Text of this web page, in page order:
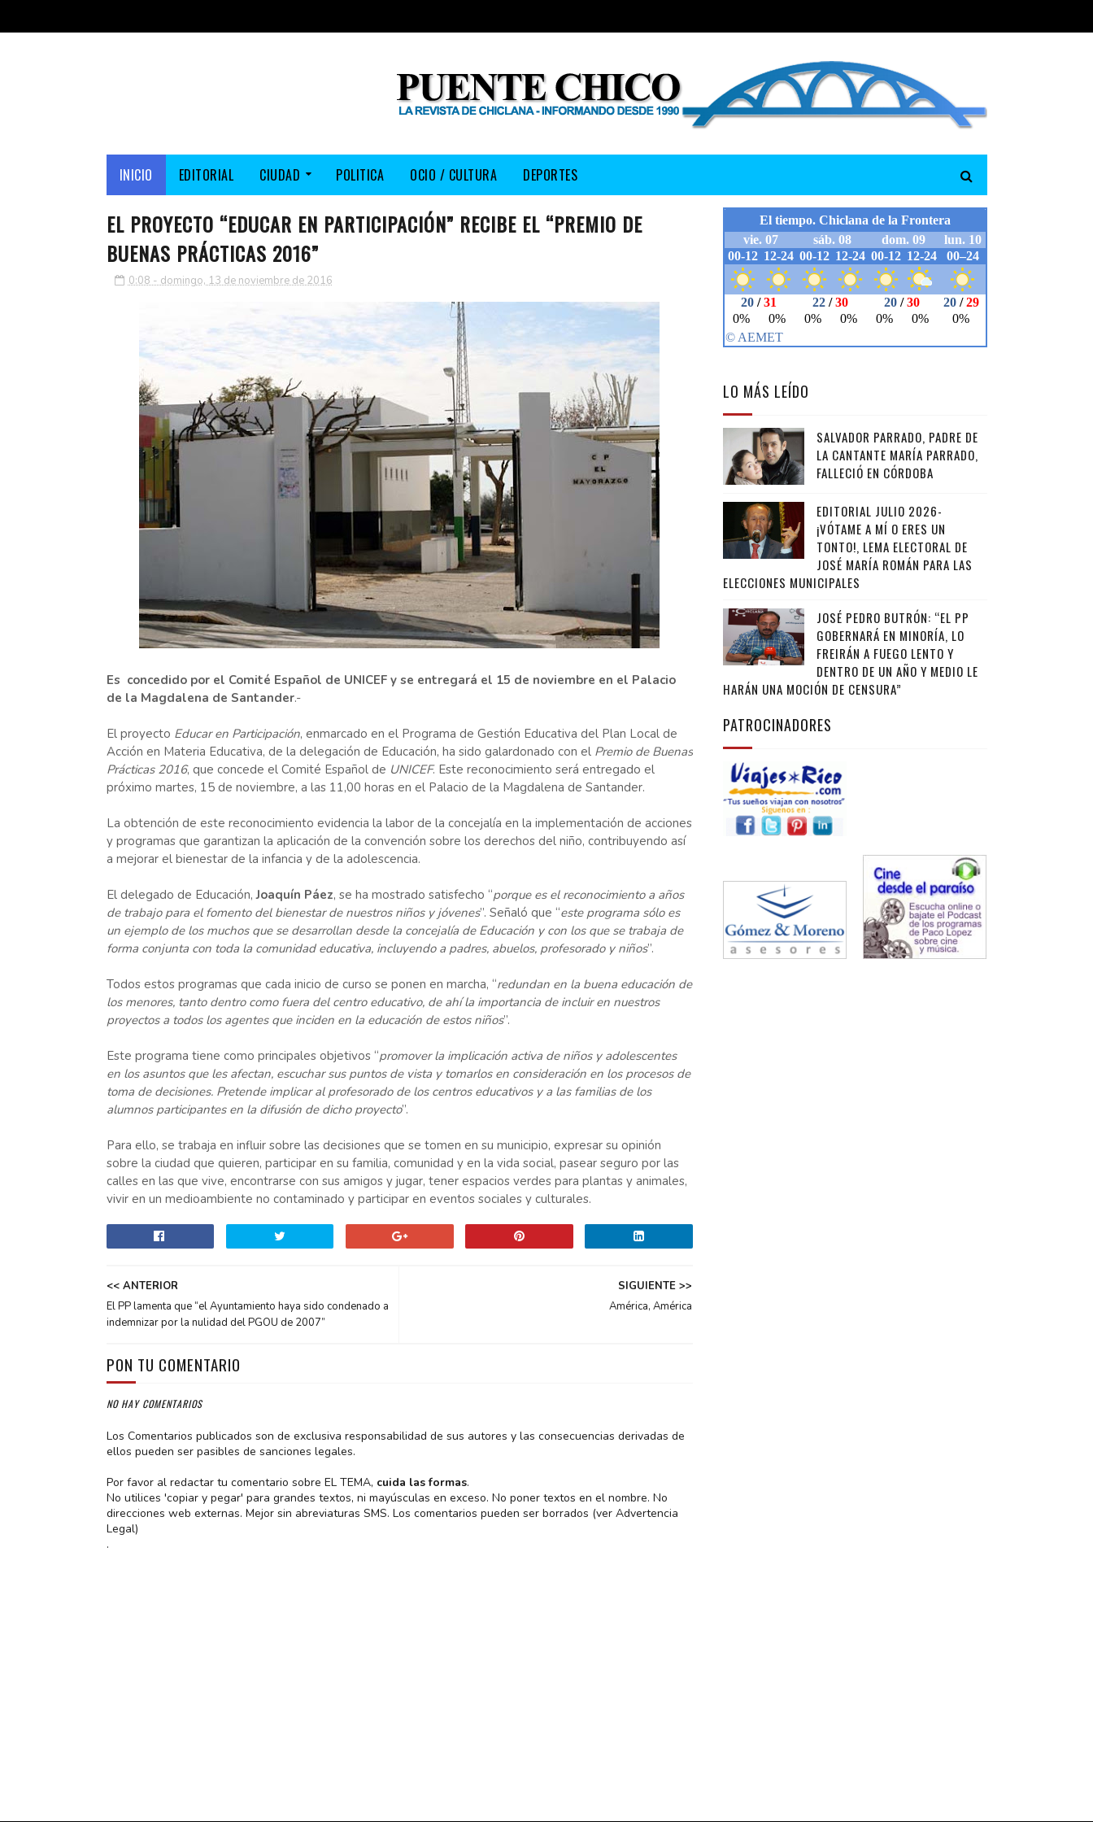
INICIO EDITORIAL CIUDAD POLITICA OCIO / CULTURA DEPORTES
EL PROYECTO “EDUCAR EN PARTICIPACIÓN” RECIBE EL “PREMIO DE
BUENAS PRÁCTICAS 2016”
0:08 - domingo, 13 de noviembre de 2016
Es concedido por el Comité Español de UNICEF y se entregará el 15 de noviembre en el Palacio
de la Magdalena de Santander.-
El proyecto Educar en Participación, enmarcado en el Programa de Gestión Educativa del Plan Local de
Acción en Materia Educativa, de la delegación de Educación, ha sido galardonado con el Premio de Buenas
Prácticas 2016, que concede el Comité Español de UNICEF. Este reconocimiento será entregado el
próximo martes, 15 de noviembre, a las 11,00 horas en el Palacio de la Magdalena de Santander.
La obtención de este reconocimiento evidencia la labor de la concejalía en la implementación de acciones
y programas que garantizan la aplicación de la convención sobre los derechos del niño, contribuyendo así
a mejorar el bienestar de la infancia y de la adolescencia.
El delegado de Educación,Joaquín Páez, se ha mostrado satisfecho “porque es el reconocimiento a años
de trabajo para el fomento del bienestar de nuestros niños y jóvenes”. Señaló que “este programa sólo es
un ejemplo de los muchos que se desarrollan desde la concejalía de Educación y con los que se trabaja de
forma conjunta con toda la comunidad educativa, incluyendo a padres, abuelos, profesorado y niños”.
Todos estos programas que cada inicio de curso se ponen en marcha, “redundan en la buena educación de
los menores, tanto dentro como fuera del centro educativo, de ahí la importancia de incluir en nuestros
proyectos a todos los agentes que inciden en la educación de estos niños”.
Este programa tiene como principales objetivos “promover la implicación activa de niños y adolescentes
en los asuntos que les afectan, escuchar sus puntos de vista y tomarlos en consideración en los procesos de
toma de decisiones. Pretende implicar al profesorado de los centros educativos y a las familias de los
alumnos participantes en la difusión de dicho proyecto”.
Para ello, se trabaja en influir sobre las decisiones que se tomen en su municipio, expresar su opinión
sobre la ciudad que quieren, participar en su familia, comunidad y en la vida social, pasear seguro por las
calles en las que vive, encontrarse con sus amigos y jugar, tener espacios verdes para plantas y animales,
vivir en un medioambiente no contaminado y participar en eventos sociales y culturales.
SIGUIENTE >>
América, América
<< ANTERIOR
El PP lamenta que “el Ayuntamiento haya sido condenado a
indemnizar por la nulidad del PGOU de 2007”
PON TU COMENTARIO
NO HAY COMENTARIOS
Los Comentarios publicados son de exclusiva responsabilidad de sus autores y las consecuencias derivadas de
ellos pueden ser pasibles de sanciones legales.
Por favor al redactar tu comentario sobre EL TEMA, cuida las formas.
No utilices 'copiar y pegar' para grandes textos, ni mayúsculas en exceso. No poner textos en el nombre. No
direcciones web externas. Mejor sin abreviaturas SMS. Los comentarios pueden ser borrados (ver Advertencia
Legal)
.
LO MÁS LEÍDO
SALVADOR PARRADO, PADRE DE
LA CANTANTE MARÍA PARRADO,
FALLECIÓ EN CÓRDOBA
EDITORIAL JULIO 2026-
¡VÓTAME A MÍ O ERES UN
TONTO!, LEMA ELECTORAL DE
JOSÉ MARÍA ROMÁN PARA LAS
ELECCIONES MUNICIPALES
JOSÉ PEDRO BUTRÓN: “EL PP
GOBERNARÁ EN MINORÍA, LO
FREIRÁN A FUEGO LENTO Y
DENTRO DE UN AÑO Y MEDIO LE
HARÁN UNA MOCIÓN DE CENSURA”
PATROCINADORES